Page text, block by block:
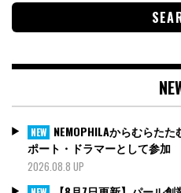
NEW NEMOPHILAからむらた
ポート・ドラマーとして参加
2026.08.8 UP